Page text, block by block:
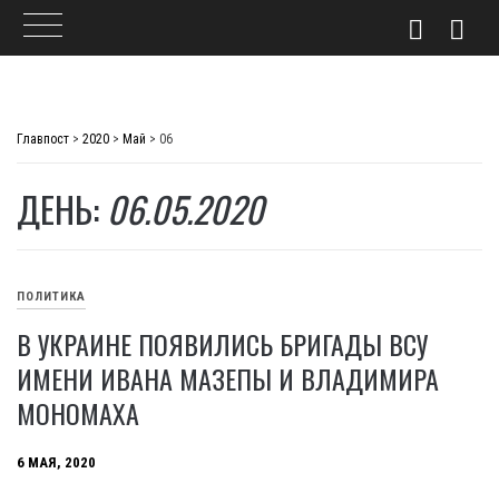
Главпост > 2020 > Май > 06
ДЕНЬ: 06.05.2020
ПОЛИТИКА
В УКРАИНЕ ПОЯВИЛИСЬ БРИГАДЫ ВСУ
ИМЕНИ ИВАНА МАЗЕПЫ И ВЛАДИМИРА
МОНОМАХА
6 МАЯ, 2020